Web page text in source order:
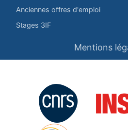
Anciennes offres d'emploi
Stages 3IF
Mentions